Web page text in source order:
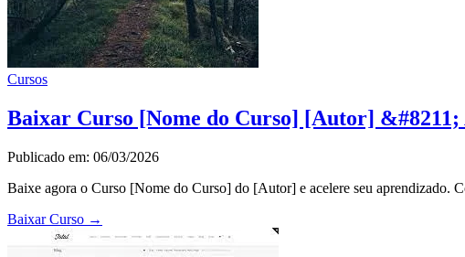
Cursos
Baixar Curso [Nome do Curso] [Autor] &#8211;
Publicado em: 06/03/2026
Baixe agora o Curso [Nome do Curso] do [Autor] e acelere seu aprendizado.
Baixar Curso →